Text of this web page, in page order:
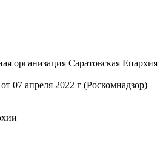
организация Саратовская Епархия
апреля 2022 г (Роскомнадзор)